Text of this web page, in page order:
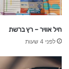
חיל אוויר – רץ ברשת
לפני 4 שעות